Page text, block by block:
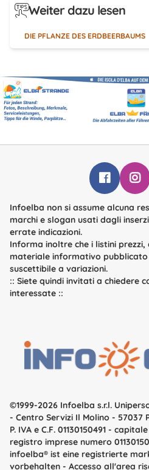
Weiter dazu lesen
DIE PFLANZE DES ERDBEERBAUMS
Infoelba
Infoelba non si assume alcuna
marchi e slogan usati dagli
errate indicazioni.
Informa inoltre che i listini
materiale informativo pubblicato
suscettibile a variazioni.
:: Siete quindi invitati a chiedere
interessate ::
©1999-2026 Infoelba s.r.l.
- Centro Servizi Il Molino - 57037
P. IVA e C.F. 01130150491 -
registro imprese numero
infoelba® ist eine registrierte
vorbehalten - Accesso all'area